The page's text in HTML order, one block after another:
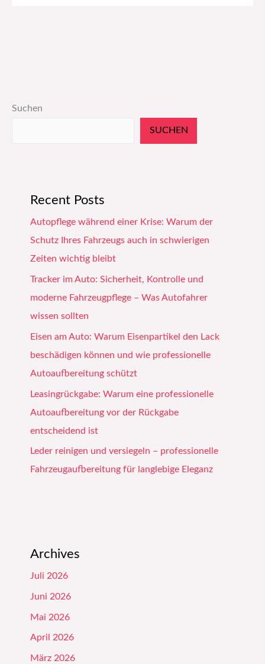
Suchen
SUCHEN
Recent Posts
Autopflege während einer Krise: Warum der
Schutz Ihres Fahrzeugs auch in schwierigen
Zeiten wichtig bleibt
Tracker im Auto: Sicherheit, Kontrolle und
moderne Fahrzeugpflege – Was Autofahrer
wissen sollten
Eisen am Auto: Warum Eisenpartikel den Lack
beschädigen können und wie professionelle
Autoaufbereitung schützt
Leasingrückgabe: Warum eine professionelle
Autoaufbereitung vor der Rückgabe
entscheidend ist
Leder reinigen und versiegeln – professionelle
Fahrzeugaufbereitung für langlebige Eleganz
Archives
Juli 2026
Juni 2026
Mai 2026
April 2026
März 2026